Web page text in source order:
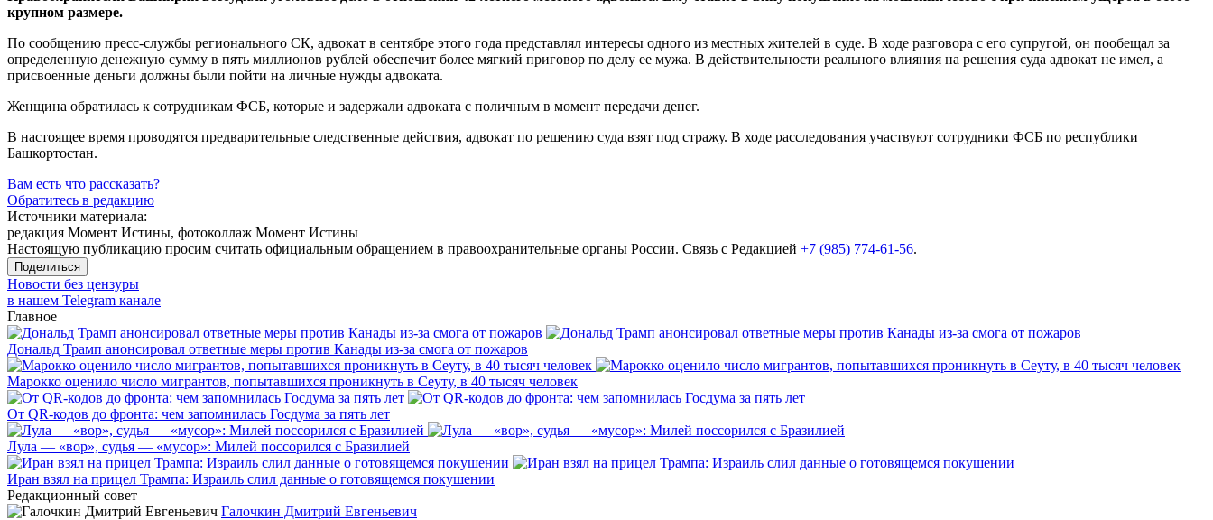
крупном размере.
По сообщению пресс-службы регионального СК, адвокат в сентябре этого года представлял интересы одного из местных жителей в суде. В ходе разговора с его супругой, он пообещал за
определенную денежную сумму в пять миллионов рублей обеспечит более мягкий приговор по делу ее мужа. В действительности реального влияния на решения суда адвокат не имел, а
присвоенные деньги должны были пойти на личные нужды адвоката.
Женщина обратилась к сотрудникам ФСБ, которые и задержали адвоката с поличным в момент передачи денег.
В настоящее время проводятся предварительные следственные действия, адвокат по решению суда взят под стражу. В ходе расследования участвуют сотрудники ФСБ по республики
Башкортостан.
Вам есть что рассказать?
Обратитесь в редакцию
Источники материала:
редакция Момент Истины, фотоколлаж Момент Истины
Настоящую публикацию просим считать официальным обращением в правоохранительные органы России. Связь с Редакцией +7 (985) 774-61-56.
Поделиться
Новости без цензуры
в нашем Telegram канале
Главное
Дональд Трамп анонсировал ответные меры против Канады из-за смога от пожаров
Марокко оценило число мигрантов, попытавшихся проникнуть в Сеуту, в 40 тысяч человек
От QR-кодов до фронта: чем запомнилась Госдума за пять лет
Лула — «вор», судья — «мусор»: Милей поссорился с Бразилией
Иран взял на прицел Трампа: Израиль слил данные о готовящемся покушении
Редакционный совет
Галочкин Дмитрий Евгеньевич